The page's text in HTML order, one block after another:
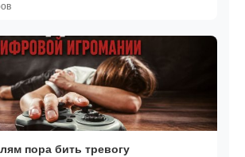
пора бить тревогу